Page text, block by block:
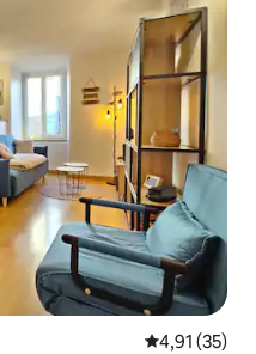
5 üzerinden
4,91 (35)